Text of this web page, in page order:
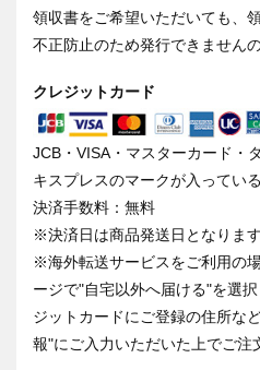
領収書をご希望いただいても、
不正防止のため発行できません
クレジットカード
JCB・VISA・マスターカード・
キスプレスのマークが入ってい
決済手数料：無料
※決済日は商品発送日となります
※海外転送サービスをご利用の
ージで"自宅以外へ届ける"を選
ジットカードにご登録の住所な
報"にご入力いただいた上でご注